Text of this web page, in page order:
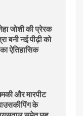
जोशी की प्रेरक
बनी नई पीढ़ी को
ऐतिहासिक
और मारपीट
के